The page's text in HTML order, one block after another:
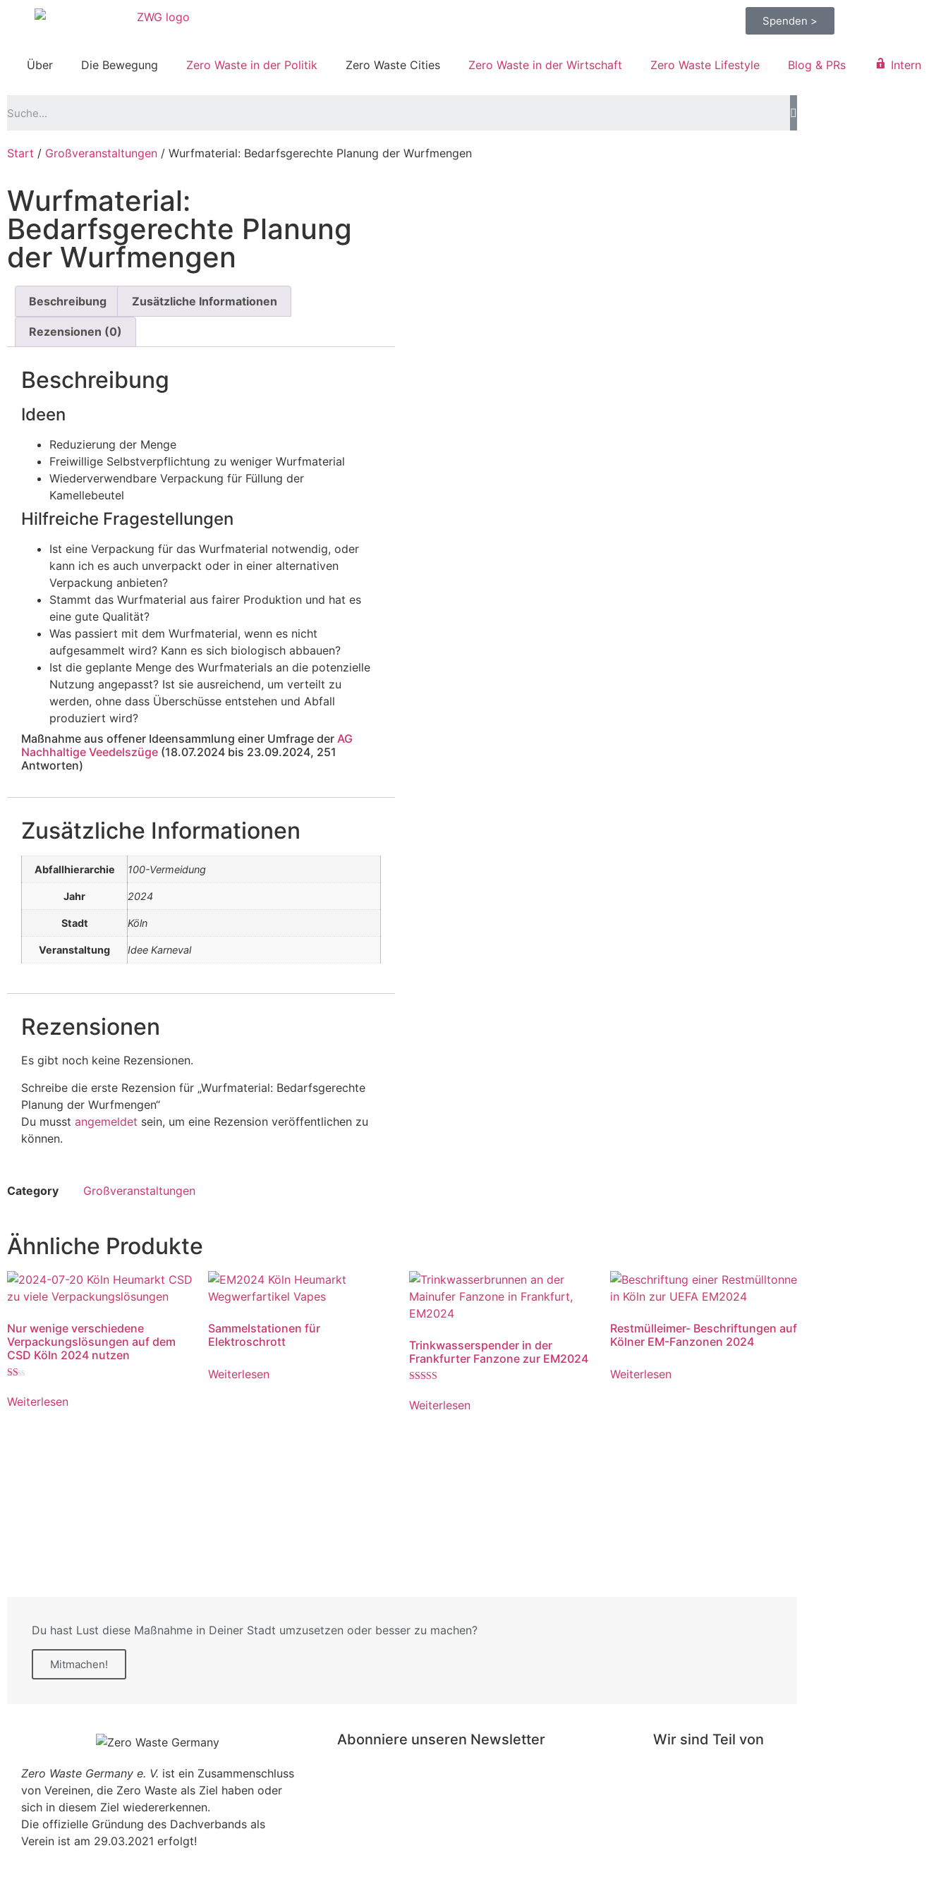
Spenden >
Über Die Bewegung Zero Waste in der Politik Zero Waste Cities Zero Waste in der Wirtschaft Zero Waste Lifestyle Blog & PRs Intern
Start / Großveranstaltungen / Wurfmaterial: Bedarfsgerechte Planung der Wurfmengen
Wurfmaterial:
Bedarfsgerechte Planung
der Wurfmengen
Beschreibung Zusätzliche Informationen
Rezensionen (0)
Beschreibung
Ideen
Reduzierung der Menge
Freiwillige Selbstverpflichtung zu weniger Wurfmaterial
Wiederverwendbare Verpackung für Füllung der
Kamellebeutel
Hilfreiche Fragestellungen
Ist eine Verpackung für das Wurfmaterial notwendig, oder
kann ich es auch unverpackt oder in einer alternativen
Verpackung anbieten?
Stammt das Wurfmaterial aus fairer Produktion und hat es
eine gute Qualität?
Was passiert mit dem Wurfmaterial, wenn es nicht
aufgesammelt wird? Kann es sich biologisch abbauen?
Ist die geplante Menge des Wurfmaterials an die potenzielle
Nutzung angepasst? Ist sie ausreichend, um verteilt zu
werden, ohne dass Überschüsse entstehen und Abfall
produziert wird?
Maßnahme aus offener Ideensammlung einer Umfrage der AG
Nachhaltige Veedelszüge (18.07.2024 bis 23.09.2024, 251
Antworten)
Zusätzliche Informationen
Abfallhierarchie 100-Vermeidung
Jahr 2024
Stadt Köln
Veranstaltung Idee Karneval
Rezensionen
Es gibt noch keine Rezensionen.
Schreibe die erste Rezension für „Wurfmaterial: Bedarfsgerechte
Planung der Wurfmengen“
Du musst angemeldet sein, um eine Rezension veröffentlichen zu
können.
Category Großveranstaltungen
Ähnliche Produkte
Nur wenige verschiedene
Verpackungslösungen auf dem
CSD Köln 2024 nutzen
mit
1.00
Weiterlesen
Sammelstationen für
Elektroschrott
Weiterlesen
Trinkwasserspender in der
Frankfurter Fanzone zur EM2024
mit
4.00
Weiterlesen
Restmülleimer- Beschriftungen auf
Kölner EM-Fanzonen 2024
Weiterlesen
Du hast Lust diese Maßnahme in Deiner Stadt umzusetzen oder besser zu machen?
Mitmachen!
Zero Waste Germany e. V. ist ein Zusammenschluss
von Vereinen, die Zero Waste als Ziel haben oder
sich in diesem Ziel wiedererkennen.
Die offizielle Gründung des Dachverbands als
Verein ist am 29.03.2021 erfolgt!
Abonniere unseren Newsletter Wir sind Teil von